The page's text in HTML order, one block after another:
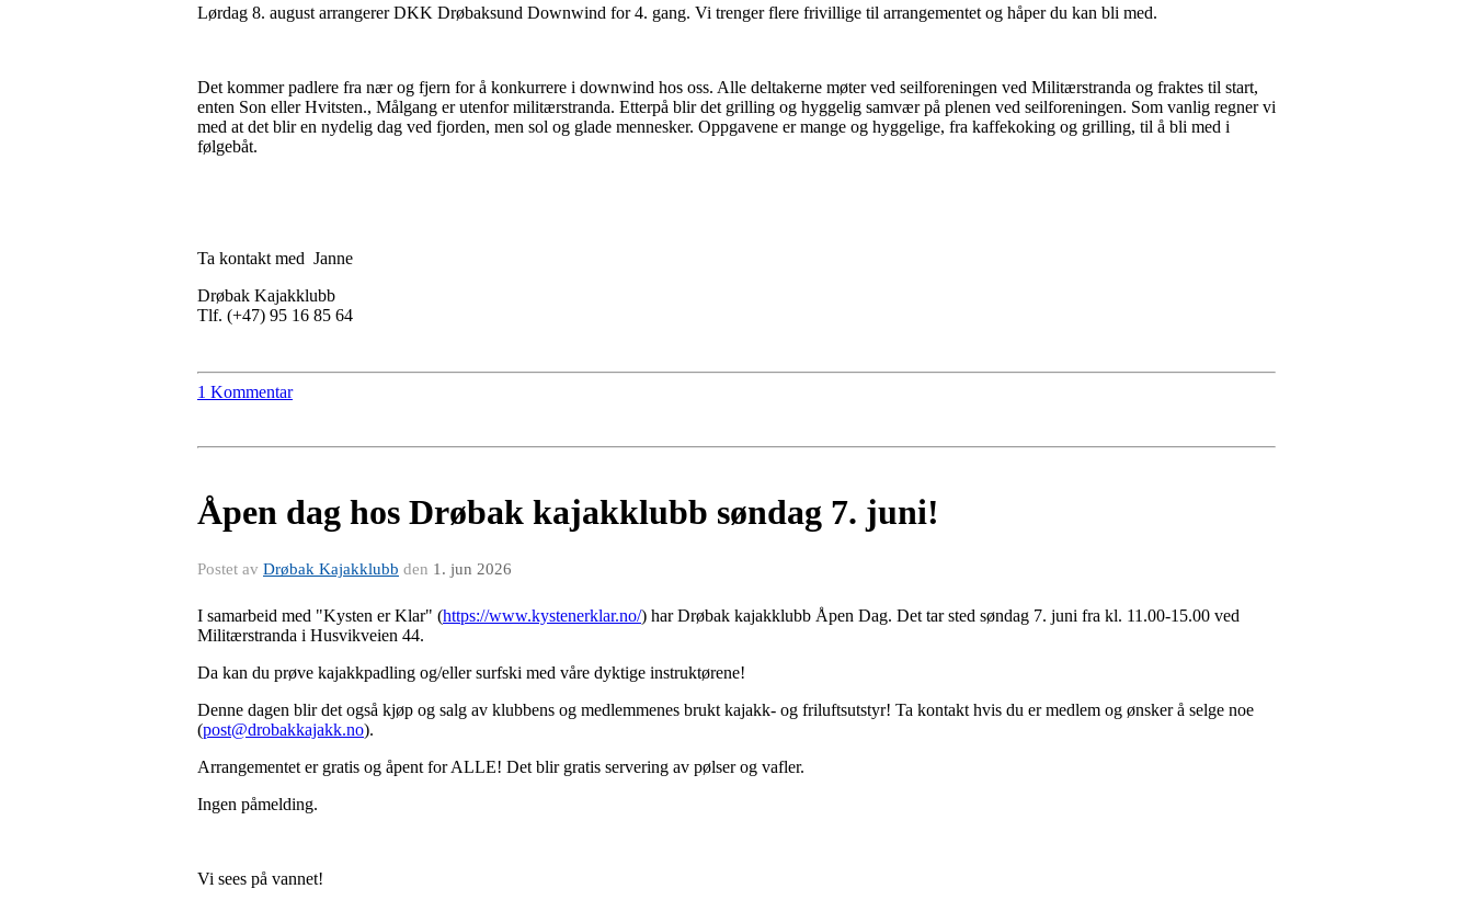
Lørdag 8. august arrangerer DKK Drøbaksund Downwind for 4. gang. Vi trenger flere frivillige til arrangementet og håper du kan bli med.
Det kommer padlere fra nær og fjern for å konkurrere i downwind hos oss. Alle deltakerne møter ved seilforeningen ved Militærstranda og fraktes til start,
enten Son eller Hvitsten., Målgang er utenfor militærstranda. Etterpå blir det grilling og hyggelig samvær på plenen ved seilforeningen. Som vanlig regner vi
med at det blir en nydelig dag ved fjorden, men sol og glade mennesker. Oppgavene er mange og hyggelige, fra kaffekoking og grilling, til å bli med i
følgebåt.
Ta kontakt med Janne
Drøbak Kajakklubb
Tlf. (+47) 95 16 85 64
1 Kommentar
Åpen dag hos Drøbak kajakklubb søndag 7. juni!
Postet av Drøbak Kajakklubb den 1. jun 2026
I samarbeid med "Kysten er Klar" (https://www.kystenerklar.no/) har Drøbak kajakklubb Åpen Dag. Det tar sted søndag 7. juni fra kl. 11.00-15.00 ved
Militærstranda i Husvikveien 44.
Da kan du prøve kajakkpadling og/eller surfski med våre dyktige instruktørene!
Denne dagen blir det også kjøp og salg av klubbens og medlemmenes brukt kajakk- og friluftsutstyr! Ta kontakt hvis du er medlem og ønsker å selge noe
(post@drobakkajakk.no).
Arrangementet er gratis og åpent for ALLE! Det blir gratis servering av pølser og vafler.
Ingen påmelding.
Vi sees på vannet!